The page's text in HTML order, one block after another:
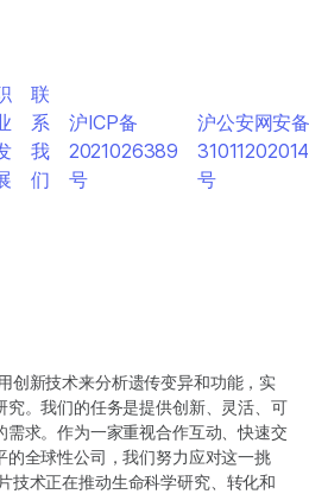
创新技术来分析遗传变异和功能，实
。我们的任务是提供创新、灵活、可
求。作为一家重视合作互动、快速交
全球性公司，我们努力应对这一挑
技术正在推动生命科学研究、转化和
联
系
我
们
沪ICP备
2021026389
号
沪公安网安
号